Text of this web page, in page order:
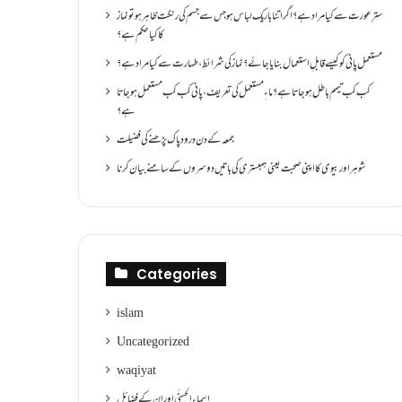
سترِ عورت سے کیا مراد ہے؟اگر اتنا باریک لباس ہو جس سے جسم کی رنگت ظاہر ہو تو نماز
کا کیا حکم ہے؟
مستعمل پانی کو کیسے قابلِ استعمال بنایا جائے؟ نماز کی شرائط ،طہارت سے کیا مراد ہے؟
کب کب تیمم باطل ہو جاتا ہے؟ ماءِ مستعمل کی تعریف ،پانی کب کب مستعمل ہو جاتا
ہے؟
جمعہ کے دن درود پاک پڑھنے کی فضیلت
شوہر اور بیوی کا اپنی صحبت یعنی ہمبستری کی باتیں دوسروں کے سامنے بیان کرنا
Categories
islam
Uncategorized
waqiyat